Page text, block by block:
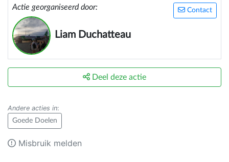
Contact
Actie georganiseerd door:
Liam Duchatteau
Deel deze actie
Andere acties in:
Goede Doelen
Misbruik melden